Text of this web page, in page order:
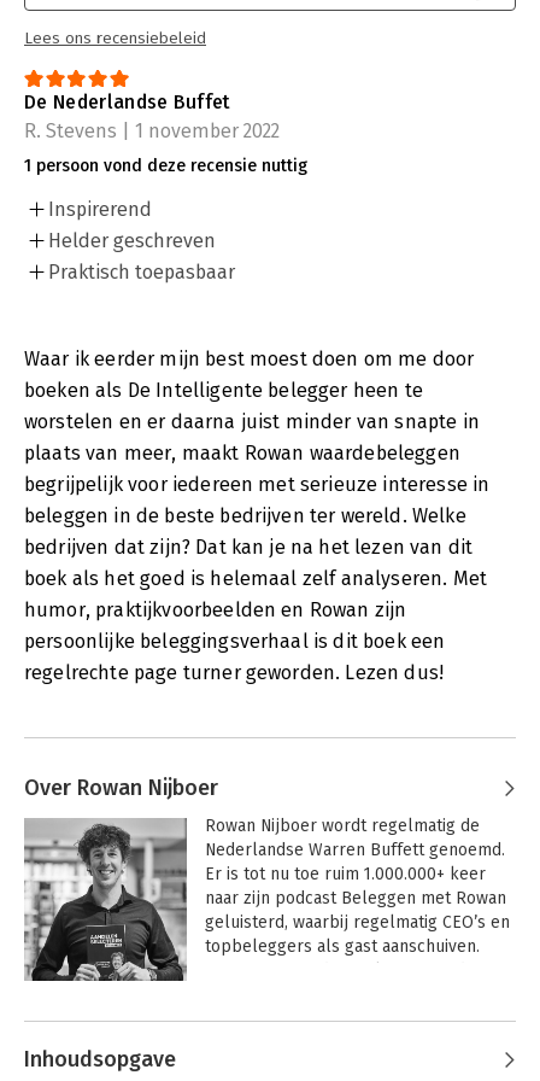
Lees ons recensiebeleid
De Nederlandse Buffet
R. Stevens | 1 november 2022
1 persoon vond deze recensie nuttig
Inspirerend
Helder geschreven
Praktisch toepasbaar
Waar ik eerder mijn best moest doen om me door
boeken als De Intelligente belegger heen te
worstelen en er daarna juist minder van snapte in
plaats van meer, maakt Rowan waardebeleggen
begrijpelijk voor iedereen met serieuze interesse in
beleggen in de beste bedrijven ter wereld. Welke
bedrijven dat zijn? Dat kan je na het lezen van dit
boek als het goed is helemaal zelf analyseren. Met
humor, praktijkvoorbeelden en Rowan zijn
persoonlijke beleggingsverhaal is dit boek een
regelrechte page turner geworden. Lezen dus!
Over Rowan Nijboer
Rowan Nijboer wordt regelmatig de
Nederlandse Warren Buffett genoemd.
Er is tot nu toe ruim 1.000.000+ keer
naar zijn podcast Beleggen met Rowan
geluisterd, waarbij regelmatig CEO’s en
topbeleggers als gast aanschuiven.
hij de afgelopen 20 jaar de lessen van
Andere boeken door Rowan Nijboer
Inhoudsopgave